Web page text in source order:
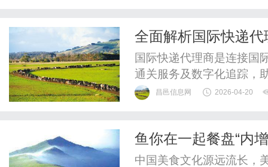
全面解析国际快递
国际快递代理商是连接国
通关服务及数字化追踪，
元化方向发展。
昌邑信息网 2026-04-20
鱼你在一起餐盘“内
应：传言夸大，实
中国美食文化源远流长，